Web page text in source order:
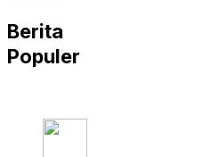
Berita
Populer